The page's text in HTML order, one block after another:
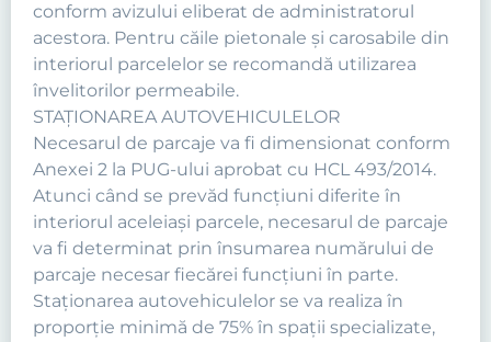
conform avizului eliberat de administratorul
acestora. Pentru căile pietonale şi carosabile din
interiorul parcelelor se recomandă utilizarea
învelitorilor permeabile.
STAŢIONAREA AUTOVEHICULELOR
Necesarul de parcaje va fi dimensionat conform
Anexei 2 la PUG-ului aprobat cu HCL 493/2014.
Atunci când se prevăd funcţiuni diferite în
interiorul aceleiaşi parcele, necesarul de parcaje
va fi determinat prin însumarea numărului de
parcaje necesar fiecărei funcţiuni în parte.
Staţionarea autovehiculelor se va realiza în
proporţie minimă de 75% în spaţii specializate,